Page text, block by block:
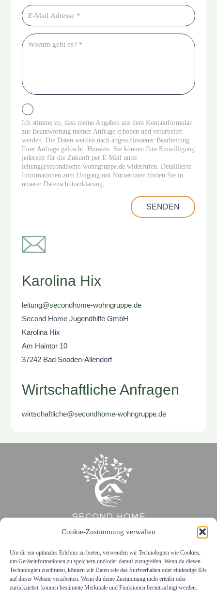
Cookie-Zustimmung verwalten
Um dir ein optimales Erlebnis zu bieten, verwenden wir Technologien wie Cookies,
um Geräteinformationen zu speichern und/oder darauf zuzugreifen. Wenn du diesen
Technologien zustimmst, können wir Daten wie das Surfverhalten oder eindeutige IDs
auf dieser Website verarbeiten. Wenn du deine Zustimmung nicht erteilst oder
zurückziehst, können bestimmte Merkmale und Funktionen beeinträchtigt werden.
Ich stimme zu, dass meine Angaben aus dem Kontaktformular
zur Beantwortung meiner Anfrage erhoben und verarbeitet
werden. Die Daten werden nach abgeschlossener Bearbeitung
Ihrer Anfrage gelöscht. Hinweis: Sie können Ihre Einwilligung
jederzeit für die Zukunft per E-Mail unter
leitung@secondhome-wohngruppe.de widerrufen. Detaillierte
Informationen zum Umgang mit Nutzerdaten finden Sie in
unserer Datenschutzerklärung.
SENDEN
Karolina Hix
leitung@secondhome-wohngruppe.de
Second Home Jugendhilfe GmbH
Karolina Hix
Am Haintor 10
37242 Bad Sooden-Allendorf
Wirtschaftliche Anfragen
wirtschaftliche@secondhome-wohngruppe.de
Home|Kontakt|Impressum|Datenschutz|Jobs
© 2025 Second Home Jugendhilfe GmbH